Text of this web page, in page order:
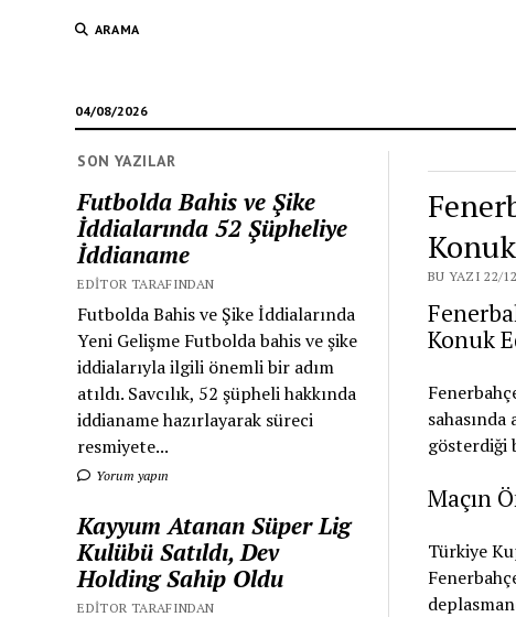
ARAMA
04/08/2026
SON YAZILAR
Futbolda Bahis ve Şike
İddialarında 52 Şüpheliye
İddianame
EDITOR TARAFINDAN
Futbolda Bahis ve Şike İddialarında
Yeni Gelişme Futbolda bahis ve şike
iddialarıyla ilgili önemli bir adım
atıldı. Savcılık, 52 şüpheli hakkında
iddianame hazırlayarak süreci
resmiyete...
Yorum yapın
Kayyum Atanan Süper Lig
Kulübü Satıldı, Dev
Holding Sahip Oldu
EDITOR TARAFINDAN
BU YAZI 22/
Konuk
gösterdiği
Maçın
Türkiye